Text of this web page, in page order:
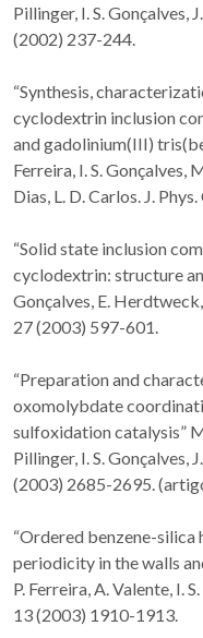
Pillinger, I. S. Gonçalves,
(2002) 237-244.
“Synthesis,
cyclodextrin inclusion
and gadolinium(III)
Ferreira, I. S. Gonçalves,
Dias, L. D. Carlos. J.
“Solid state inclusion
cyclodextrin: structure
Gonçalves, E.
27 (2003) 597-601.
“Preparation and
oxomolybdate
sulfoxidation catalysis”
Pillinger, I. S. Gonçalves,
(2003) 2685-2695.
“Ordered benzene-
periodicity in the walls
P. Ferreira, A. Valente, I.
13 (2003) 1910-1913.